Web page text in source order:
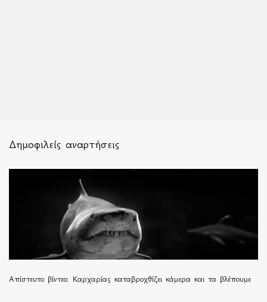
Δημοφιλείς αναρτήσεις
Απίστευτο βίντεο: Καρχαρίας καταβροχθίζει κάμερα και τα βλέπουμε